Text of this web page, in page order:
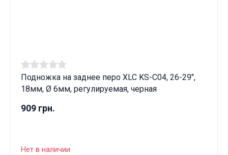
Подножка на заднее перо XLC KS-C04, 26-29",
18мм, Ø 6мм, регулируемая, черная
909 грн.
Нет в наличии